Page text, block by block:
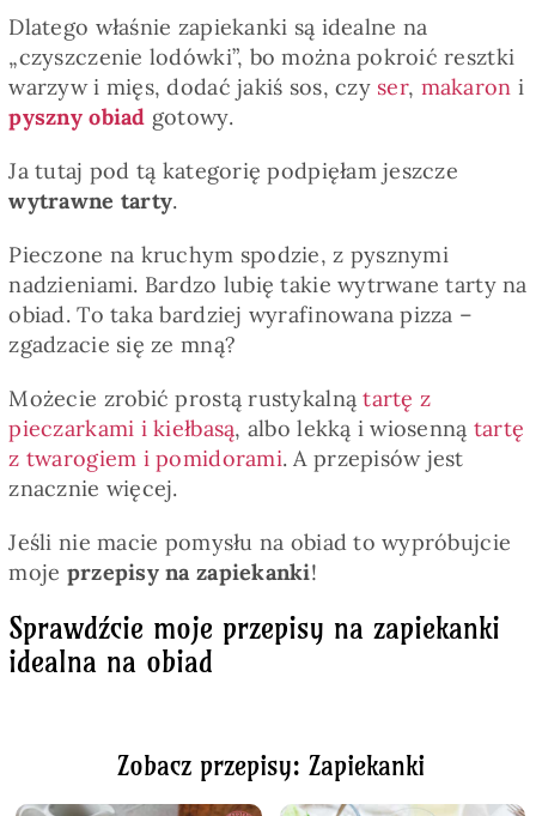
Dlatego właśnie zapiekanki są idealne na
„czyszczenie lodówki”, bo można pokroić resztki
warzyw i mięs, dodać jakiś sos, czy ser, makaron i
pyszny obiad gotowy.
Ja tutaj pod tą kategorię podpięłam jeszcze
wytrawne tarty.
Pieczone na kruchym spodzie, z pysznymi
nadzieniami. Bardzo lubię takie wytrwane tarty na
obiad. To taka bardziej wyrafinowana pizza –
zgadzacie się ze mną?
Możecie zrobić prostą rustykalnątartę z
pieczarkami i kiełbasą, albo lekką i wiosenną tartę
z twarogiem i pomidorami. A przepisów jest
znacznie więcej.
Jeśli nie macie pomysłu na obiad to wypróbujcie
moje przepisy na zapiekanki!
Sprawdźcie moje przepisy na zapiekanki
idealna na obiad
Zobacz przepisy: Zapiekanki